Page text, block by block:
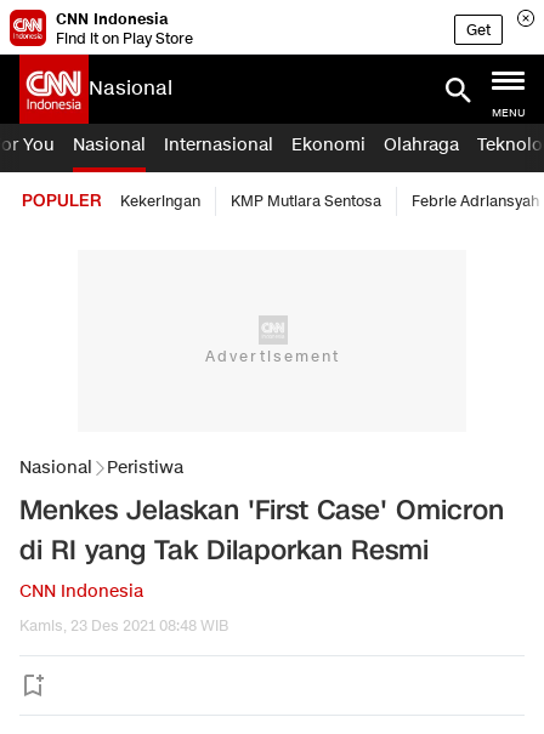
CNN Indonesia
Find it on Play Store
Get
Nasional
MENU
You Nasional Internasional Ekonomi Olahraga
POPULER Kekeringan KMP Mutiara Sentosa Febrie Adriansyah
Nasional Peristiwa
Menkes Jelaskan 'First Case' Omicron
di RI yang Tak Dilaporkan Resmi
CNN Indonesia
Kamis, 23 Des 2021 08:48 WIB